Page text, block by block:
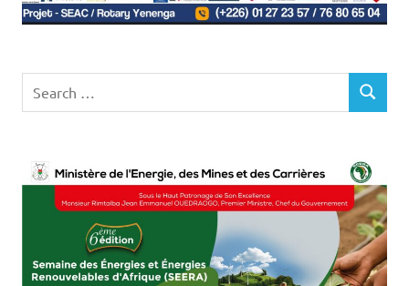
for:
SEARCH